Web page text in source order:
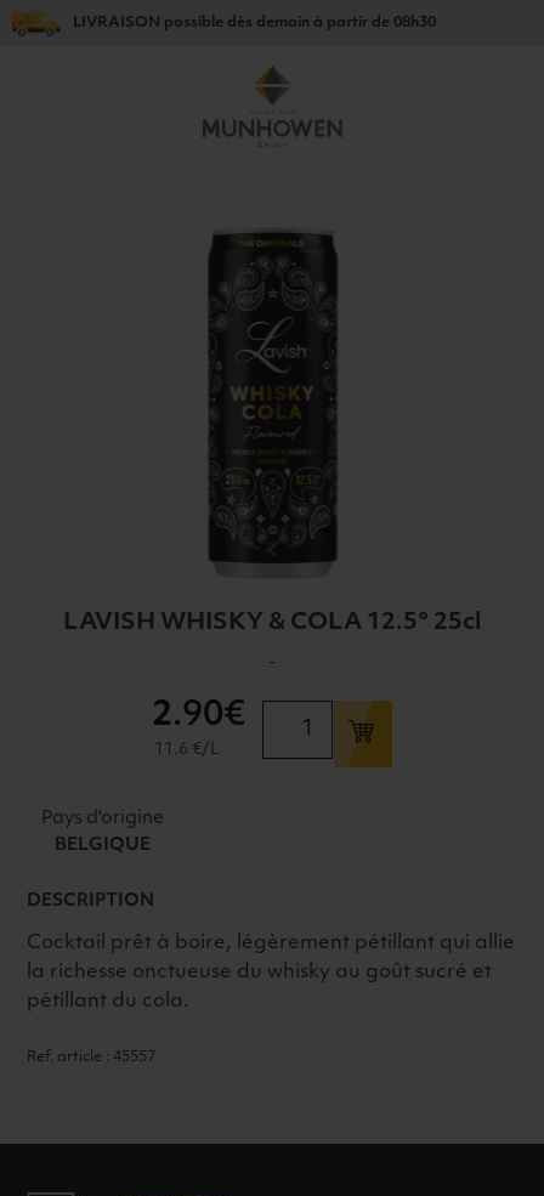
LIVRAISON possible dès demain à partir de 08h30
LAVISH WHISKY & COLA 12.5° 25cl
-
LAVISH
2.90€
11.6 €/L
Pays d'origine
BELGIQUE
DESCRIPTION
Cocktail prêt à boire, légèrement pétillant qui allie
la richesse onctueuse du whisky au goût sucré et
pétillant du cola.
Ref. article : 45557